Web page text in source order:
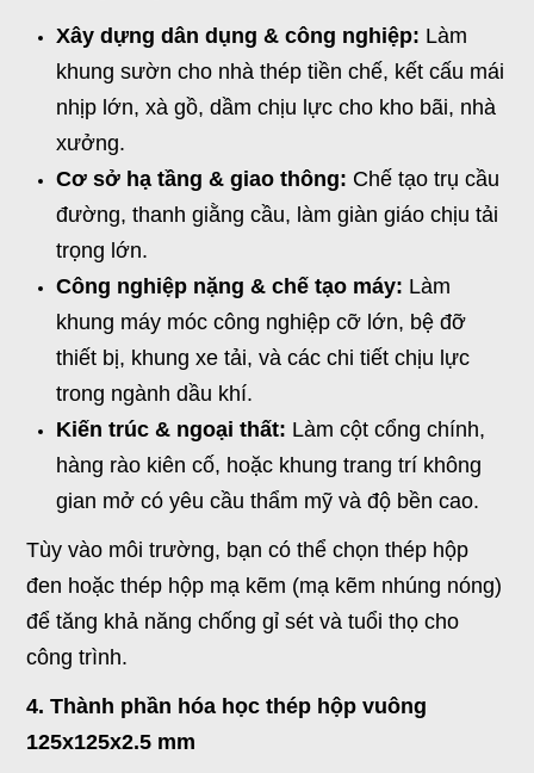
Xây dựng dân dụng & công nghiệp: Làm
khung sườn cho nhà thép tiền chế, kết cấu mái
nhịp lớn, xà gồ, dầm chịu lực cho kho bãi, nhà
xưởng.
Cơ sở hạ tầng & giao thông: Chế tạo trụ cầu
đường, thanh giằng cầu, làm giàn giáo chịu tải
trọng lớn.
Công nghiệp nặng & chế tạo máy: Làm
khung máy móc công nghiệp cỡ lớn, bệ đỡ
thiết bị, khung xe tải, và các chi tiết chịu lực
trong ngành dầu khí.
Kiến trúc & ngoại thất: Làm cột cổng chính,
hàng rào kiên cố, hoặc khung trang trí không
gian mở có yêu cầu thẩm mỹ và độ bền cao.
Tùy vào môi trường, bạn có thể chọn thép hộp
đen hoặc thép hộp mạ kẽm (mạ kẽm nhúng nóng)
để tăng khả năng chống gỉ sét và tuổi thọ cho
công trình.
4. Thành phần hóa học thép hộp vuông
125x125x2.5 mm